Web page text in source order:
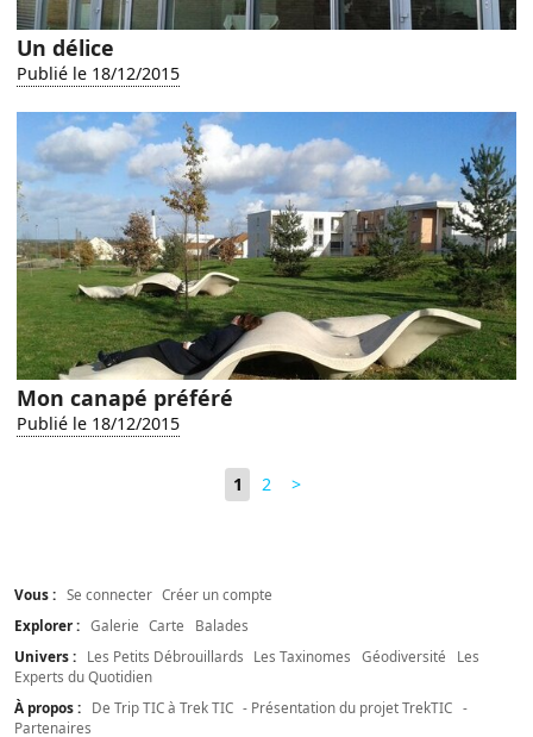
Un délice
Publié le 18/12/2015
Mon canapé préféré
Publié le 18/12/2015
1 2 >
Vous : Se connecter Créer un compte
Explorer : Galerie Carte
Balades
Univers :
Les Petits Débrouillards Les Taxinomes Géodiversité
Les
Experts du Quotidien
À propos :
De Trip TIC à Trek TIC - Présentation du projet TrekTIC -
Partenaires